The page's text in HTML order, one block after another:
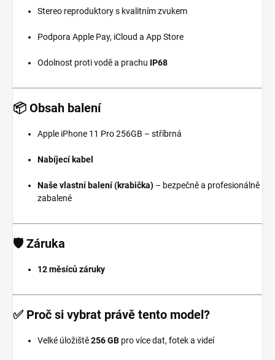
Stereo reproduktory s kvalitním zvukem
Podpora Apple Pay, iCloud a App Store
Odolnost proti vodě a prachu IP68
📦 Obsah balení
Apple iPhone 11 Pro 256GB – stříbrná
Nabíjecí kabel
Naše vlastní balení (krabička) – bezpečně a profesionálně
zabalené
🛡️ Záruka
12 měsíců záruky
✅ Proč si vybrat právě tento model?
Velké úložiště256 GB pro více dat, fotek a videí